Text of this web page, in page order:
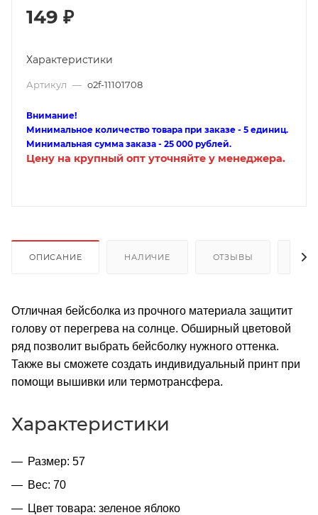
149 ₽
Характеристики
Артикул — o2f-11101708
Внимание!
Минимальное количество товара при заказе - 5 единиц.
Минимальная сумма заказа - 25 000 рублей.
Цену на крупный опт уточняйте у менеджера.
ОПИСАНИЕ НАЛИЧИЕ ОТЗЫВЫ
Отличная бейсболка из прочного материала защитит
голову от перегрева на солнце. Обширный цветовой
ряд позволит выбрать бейсболку нужного оттенка.
Также вы сможете создать индивидуальный принт при
помощи вышивки или термотрансфера.
Характеристики
Размер: 57
Вес: 70
Цвет товара: зеленое яблоко